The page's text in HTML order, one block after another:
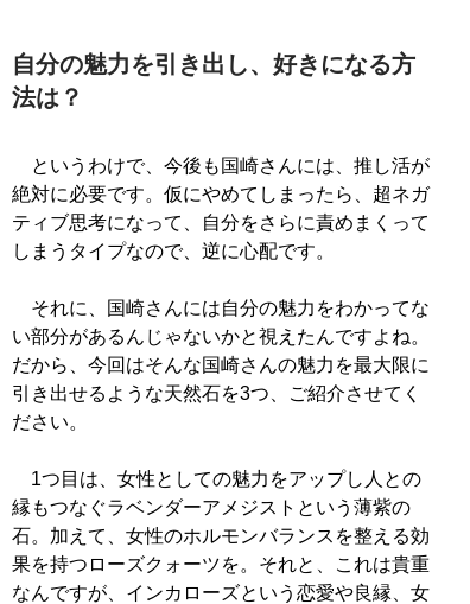
自分の魅力を引き出し、好きになる方
法は？
というわけで、今後も国崎さんには、推し活が
絶対に必要です。仮にやめてしまったら、超ネガ
ティブ思考になって、自分をさらに責めまくって
しまうタイプなので、逆に心配です。
それに、国崎さんには自分の魅力をわかってな
い部分があるんじゃないかと視えたんですよね。
だから、今回はそんな国崎さんの魅力を最大限に
引き出せるような天然石を3つ、ご紹介させてく
ださい。
1つ目は、女性としての魅力をアップし人との
縁もつなぐラベンダーアメジストという薄紫の
石。加えて、女性のホルモンバランスを整える効
果を持つローズクォーツを。それと、これは貴重
なんですが、インカローズという恋愛や良縁、女